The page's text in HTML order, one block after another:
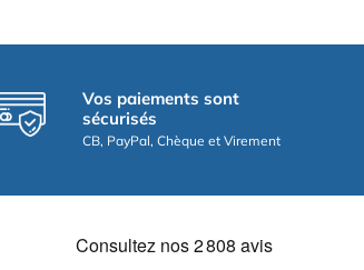
Vos paiements sont
sécurisés
CB, PayPal, Chèque et Virement